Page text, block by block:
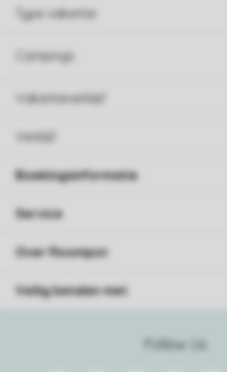
Type vakantie
Campings
Vakantieverblijf
Verblijf
Follow Us
Boekingsinformatie
Service
Over Roompot
Veilig betalen met